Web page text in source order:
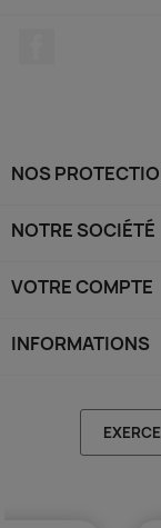
NOS
NOTRE SOCIÉTÉ
VOTRE COMPTE
INFORMATIONS